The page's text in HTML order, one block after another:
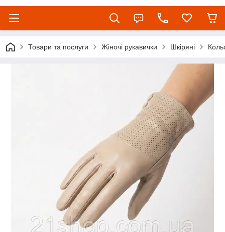
Товари та послуги Жіночі рукавички Шкіряні